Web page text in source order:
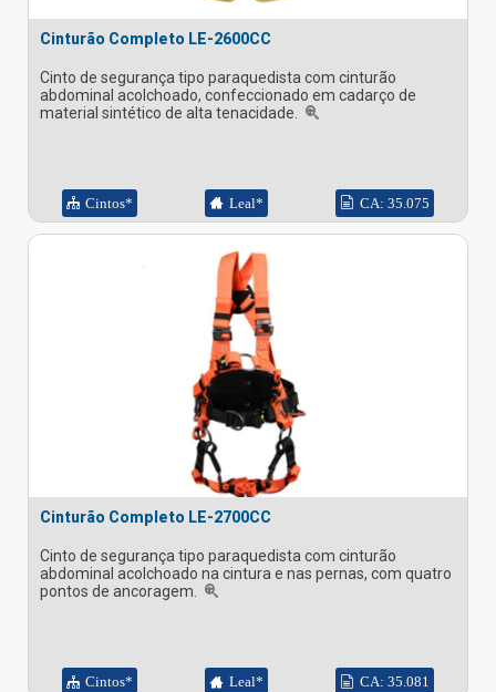
Cinturão Completo LE-2600CC
Cinto de segurança tipo paraquedista com cinturão
abdominal acolchoado, confeccionado em cadarço de
material sintético de alta tenacidade.
Cintos* Leal* CA: 35.075
Cinturão Completo LE-2700CC
Cinto de segurança tipo paraquedista com cinturão
abdominal acolchoado na cintura e nas pernas, com quatro
pontos de ancoragem.
Cintos* Leal* CA: 35.081